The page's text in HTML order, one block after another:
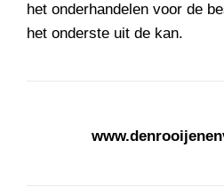
het onderhandelen voor de
het onderste uit de kan.